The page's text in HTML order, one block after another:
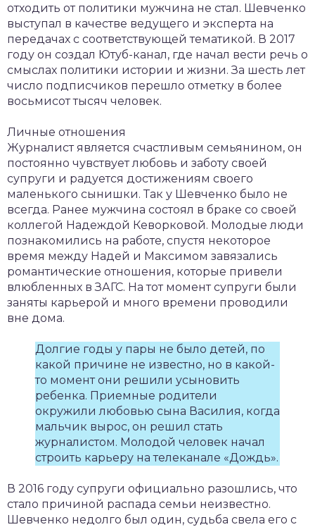
отходить от политики мужчина не стал. Шевченко
выступал в качестве ведущего и эксперта на
передачах с соответствующей тематикой. В 2017
году он создал Ютуб-канал, где начал вести речь о
смыслах политики истории и жизни. За шесть лет
число подписчиков перешло отметку в более
восьмисот тысяч человек.
Личные отношения
Журналист является счастливым семьянином, он
постоянно чувствует любовь и заботу своей
супруги и радуется достижениям своего
маленького сынишки. Так у Шевченко было не
всегда. Ранее мужчина состоял в браке со своей
коллегой Надеждой Кеворковой. Молодые люди
познакомились на работе, спустя некоторое
время между Надей и Максимом завязались
романтические отношения, которые привели
влюбленных в ЗАГС. На тот момент супруги были
заняты карьерой и много времени проводили
вне дома.
Долгие годы у пары не было детей, по
какой причине не известно, но в какой-
то момент они решили усыновить
ребенка. Приемные родители
окружили любовью сына Василия, когда
мальчик вырос, он решил стать
журналистом. Молодой человек начал
строить карьеру на телеканале «Дождь».
В 2016 году супруги официально разошлись, что
стало причиной распада семьи неизвестно.
Шевченко недолго был один, судьба свела его с